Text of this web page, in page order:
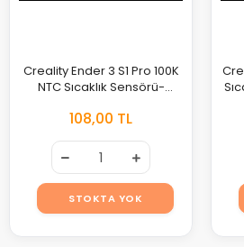
Creality Ender 3 S1 Pro 100K
NTC Sıcaklık Sensörü-
108,00 TL
STOKTA YOK